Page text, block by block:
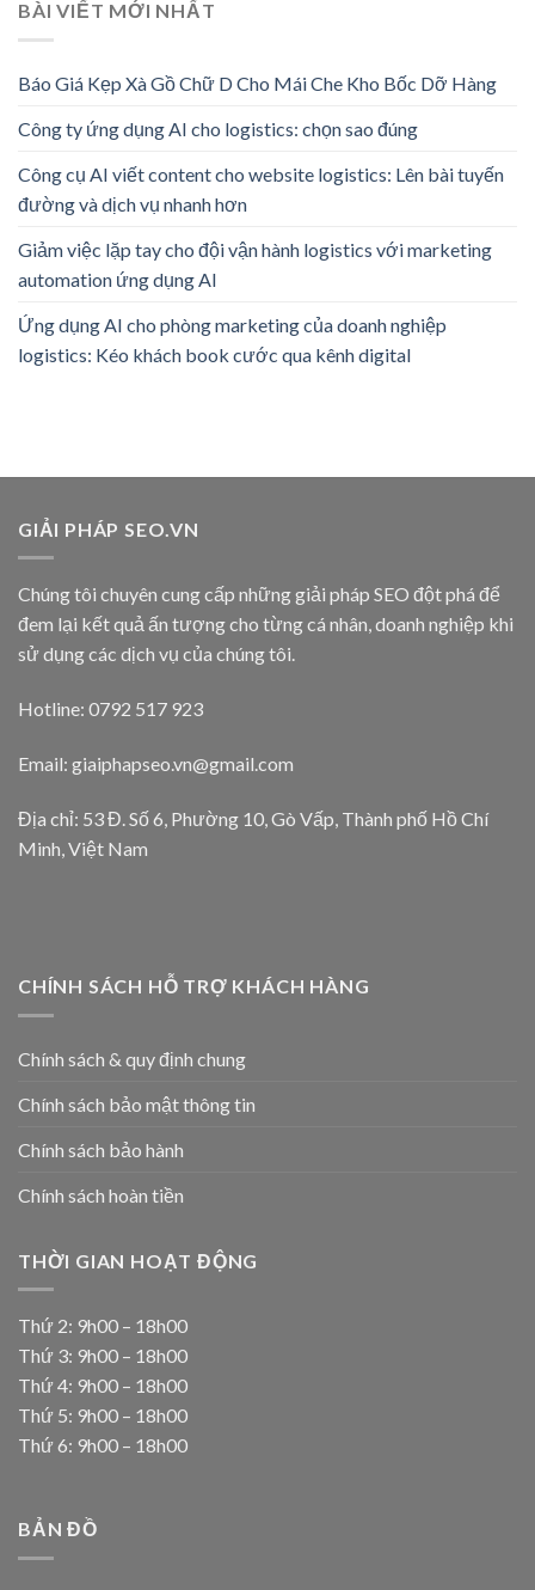
BÀI VIẾT MỚI NHẤT
Báo Giá Kẹp Xà Gồ Chữ D Cho Mái Che Kho Bốc Dỡ Hàng
Công ty ứng dụng AI cho logistics: chọn sao đúng
Công cụ AI viết content cho website logistics: Lên bài tuyến
đường và dịch vụ nhanh hơn
Giảm việc lặp tay cho đội vận hành logistics với marketing
automation ứng dụng AI
Ứng dụng AI cho phòng marketing của doanh nghiệp
logistics: Kéo khách book cước qua kênh digital
GIẢI PHÁP SEO.VN
Chúng tôi chuyên cung cấp những giải pháp SEO đột phá để
đem lại kết quả ấn tượng cho từng cá nhân, doanh nghiệp khi
sử dụng các dịch vụ của chúng tôi.
Hotline: 0792 517 923
Email: giaiphapseo.vn@gmail.com
Địa chỉ: 53 Đ. Số 6, Phường 10, Gò Vấp, Thành phố Hồ Chí
Minh, Việt Nam
CHÍNH SÁCH HỖ TRỢ KHÁCH HÀNG
Chính sách & quy định chung
Chính sách bảo mật thông tin
Chính sách bảo hành
Chính sách hoàn tiền
THỜI GIAN HOẠT ĐỘNG
Thứ 2: 9h00 – 18h00
Thứ 3: 9h00 – 18h00
Thứ 4: 9h00 – 18h00
Thứ 5: 9h00 – 18h00
Thứ 6: 9h00 – 18h00
BẢN ĐỒ